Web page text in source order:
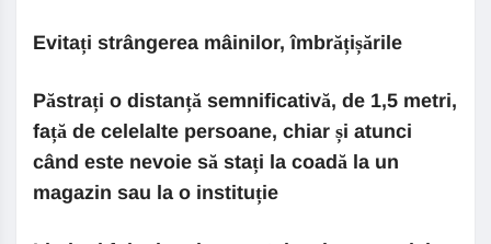
Evitați strângerea mâinilor, îmbrățișările
Păstrați o distanță semnificativă, de 1,5 metri,
față de celelalte persoane, chiar și atunci
când este nevoie să stați la coadă la un
magazin sau la o instituție